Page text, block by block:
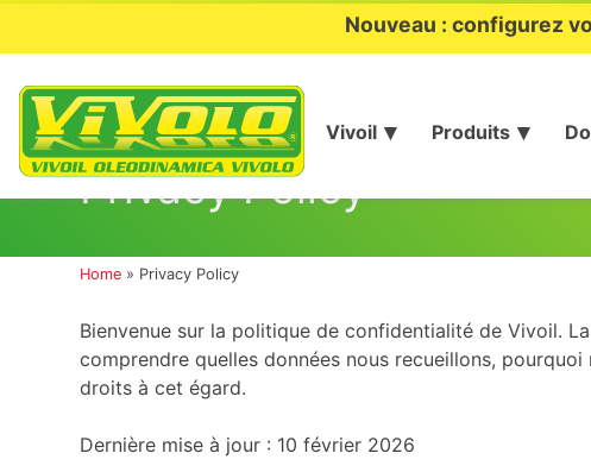
Aller
au
contenu
Nouveau : configurez
Vivoil Produits
Privacy Policy
Home » Privacy Policy
Bienvenue sur la politique de confidentialité de Vivoil.
comprendre quelles données nous recueillons,
droits à cet égard.
Dernière mise à jour : 10 février 2026